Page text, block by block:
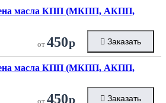
масла КПП (МКПП, АКПП,
от 450р Заказать
масла КПП (МКПП, АКПП,
от 450р Заказать